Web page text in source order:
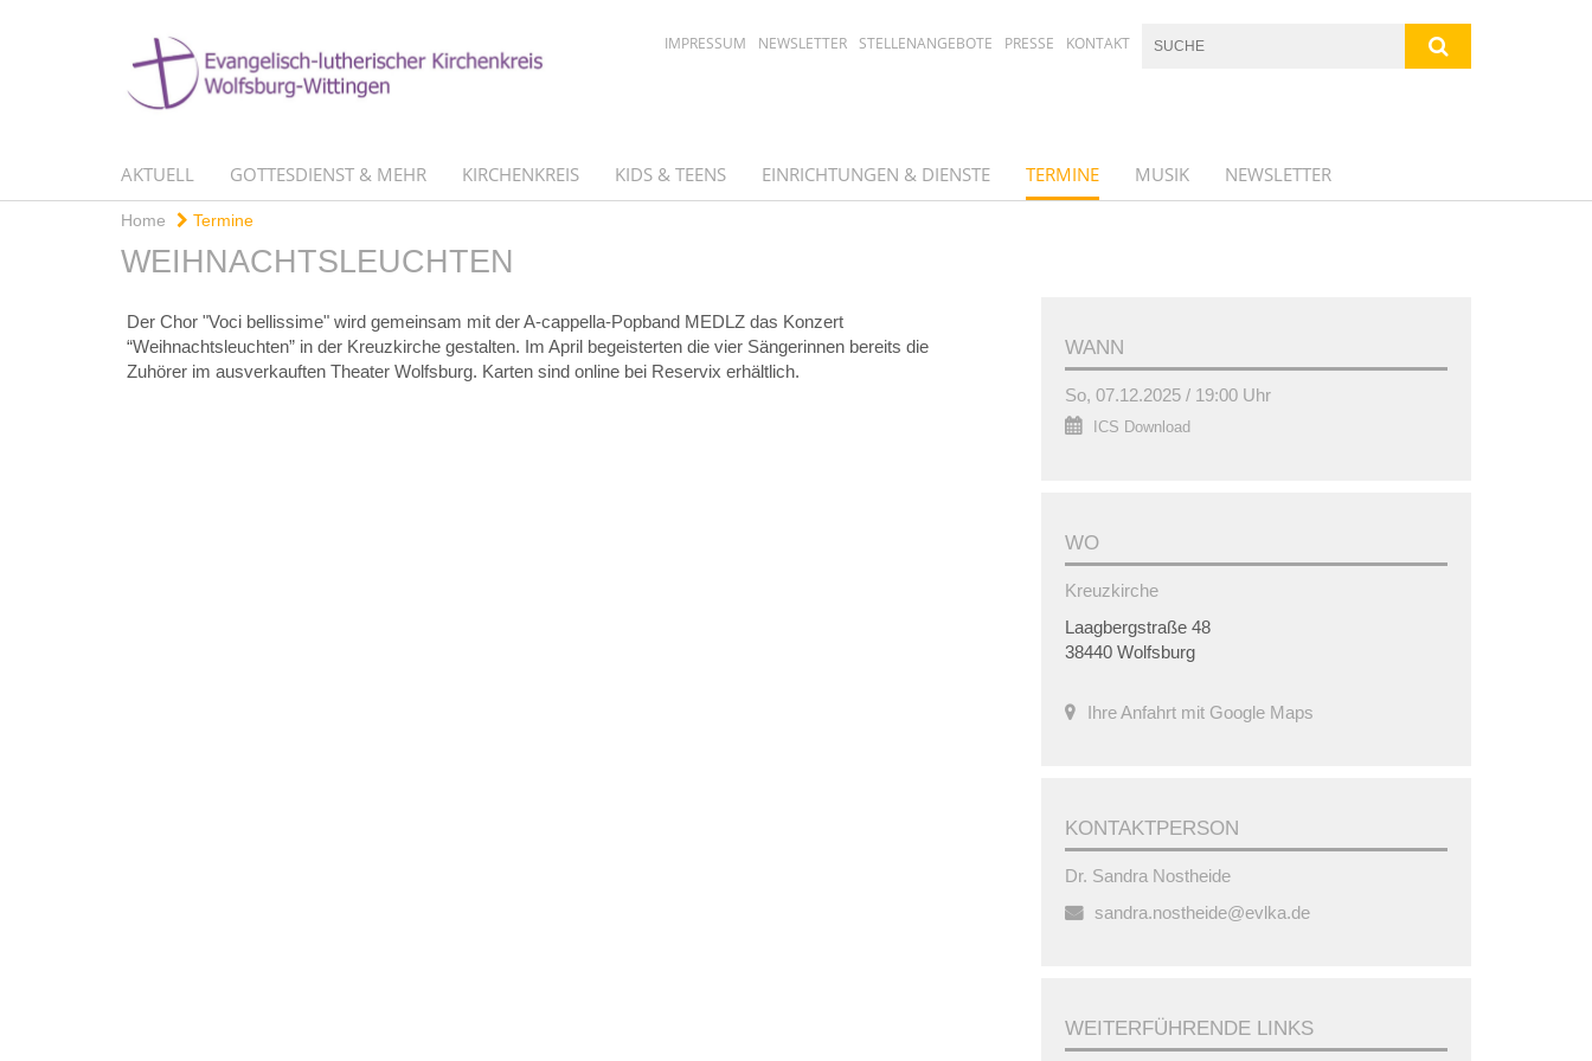
IMPRESSUM NEWSLETTER STELLENANGEBOTE PRESSE KONTAKT
AKTUELL GOTTESDIENST & MEHR KIRCHENKREIS KIDS & TEENS EINRICHTUNGEN & DIENSTE TERMINE MUSIK NEWSLETTER
Home Termine
WEIHNACHTSLEUCHTEN
Der Chor "Voci bellissime" wird gemeinsam mit der A-cappella-Popband MEDLZ das Konzert
“Weihnachtsleuchten” in der Kreuzkirche gestalten. Im April begeisterten die vier Sängerinnen bereits die
Zuhörer im ausverkauften Theater Wolfsburg. Karten sind online bei Reservix erhältlich.
WANN
So, 07.12.2025 / 19:00 Uhr
ICS Download
WO
Kreuzkirche
Laagbergstraße 48
38440 Wolfsburg
Ihre Anfahrt mit Google Maps
KONTAKTPERSON
Dr. Sandra Nostheide
sandra.nostheide@evlka.de
WEITERFÜHRENDE LINKS